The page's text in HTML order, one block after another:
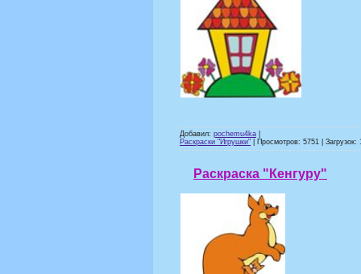
Добавил: pochemu4ka
Раскраски "Игрушки" | Просмотров: 5751 |
Раскраска "Кенгуру"